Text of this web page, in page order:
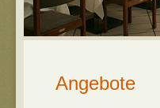
Angebote